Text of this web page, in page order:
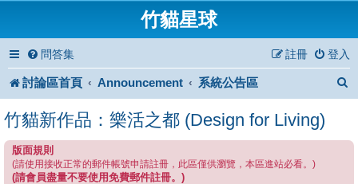
竹貓星球
問答集 登入
註冊
討論區首頁 Announcement 系統公告區
竹貓新作品：樂活之都 (Design for Living)
版面規則
(請使用接收正常的郵件帳號申請註冊，此區僅供瀏覽，本區進站必看。)
(請會員盡量不要使用免費郵件註冊。)